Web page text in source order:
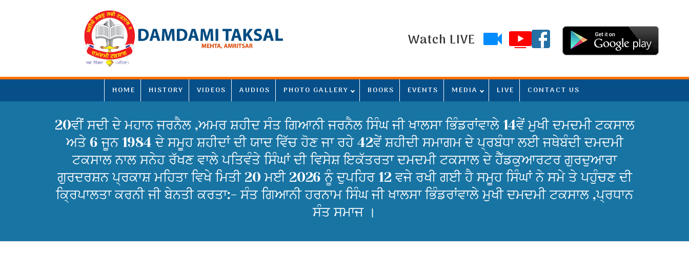
Watch LIVE
HOME HISTORY VIDEOS AUDIOS PHOTO GALLERY BOOKS EVENTS MEDIA LIVE CONTACT US
20ਵੀਂ ਸਦੀ ਦੇ ਮਹਾਨ ਜਰਨੈਲ ,ਅਮਰ ਸ਼ਹੀਦ ਸੰਤ ਗਿਆਨੀ ਜਰਨੈਲ ਸਿੰਘ ਜੀ ਖਾਲਸਾ ਭਿੰਡਰਾਂਵਾਲੇ 14ਵੇਂ ਮੁਖੀ ਦਮਦਮੀ ਟਕਸਾਲ
ਅਤੇ 6 ਜੂਨ 1984 ਦੇ ਸਮੂਹ ਸ਼ਹੀਦਾਂ ਦੀ ਯਾਦ ਵਿੱਚ ਹੋਣ ਜਾ ਰਹੇ 42ਵੇਂ ਸ਼ਹੀਦੀ ਸਮਾਗਮ ਦੇ ਪ੍ਰਬੰਧਾ ਲਈ ਜਥੇਬੰਦੀ ਦਮਦਮੀ
ਟਕਸਾਲ ਨਾਲ ਸਨੇਹ ਰੱਖਣ ਵਾਲੇ ਪਤਿਵੰਤੇ ਸਿੰਘਾਂ ਦੀ ਵਿਸੇਸ਼ ਇਕੱਤਰਤਾ ਦਮਦਮੀ ਟਕਸਾਲ ਦੇ ਹੈੱਡਕੁਆਰਟਰ ਗੁਰਦੁਆਰਾ
ਗੁਰਦਰਸ਼ਨ ਪ੍ਰਕਾਸ਼ ਮਹਿਤਾ ਵਿਖੇ ਮਿਤੀ 20 ਮਈ 2026 ਨੂੰ ਦੁਪਹਿਰ 12 ਵਜੇ ਰਖੀ ਗਈ ਹੈ ਸਮੂਹ ਸਿੰਘਾਂ ਨੇ ਸਮੇ ਤੇ ਪਹੁੰਚਣ ਦੀ
ਕ੍ਰਿਪਾਲਤਾ ਕਰਨੀ ਜੀ ਬੇਨਤੀ ਕਰਤਾ:- ਸੰਤ ਗਿਆਨੀ ਹਰਨਾਮ ਸਿੰਘ ਜੀ ਖਾਲਸਾ ਭਿੰਡਰਾਂਵਾਲੇ ਮੁਖੀ ਦਮਦਮੀ ਟਕਸਾਲ ,ਪ੍ਰਧਾਨ
ਸੰਤ ਸਮਾਜ ।